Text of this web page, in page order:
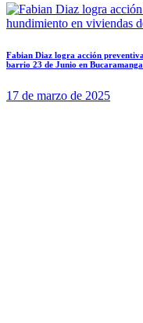
Fabian Diaz logra acción
barrio 23 de Junio en Bucaramanga
17 de marzo de 2025